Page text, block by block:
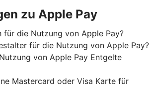
zu Apple Pay
für die Nutzung von Apple Pay?
für die Nutzung von Apple Pay?
von Apple Pay Entgelte
Mastercard oder Visa Karte für